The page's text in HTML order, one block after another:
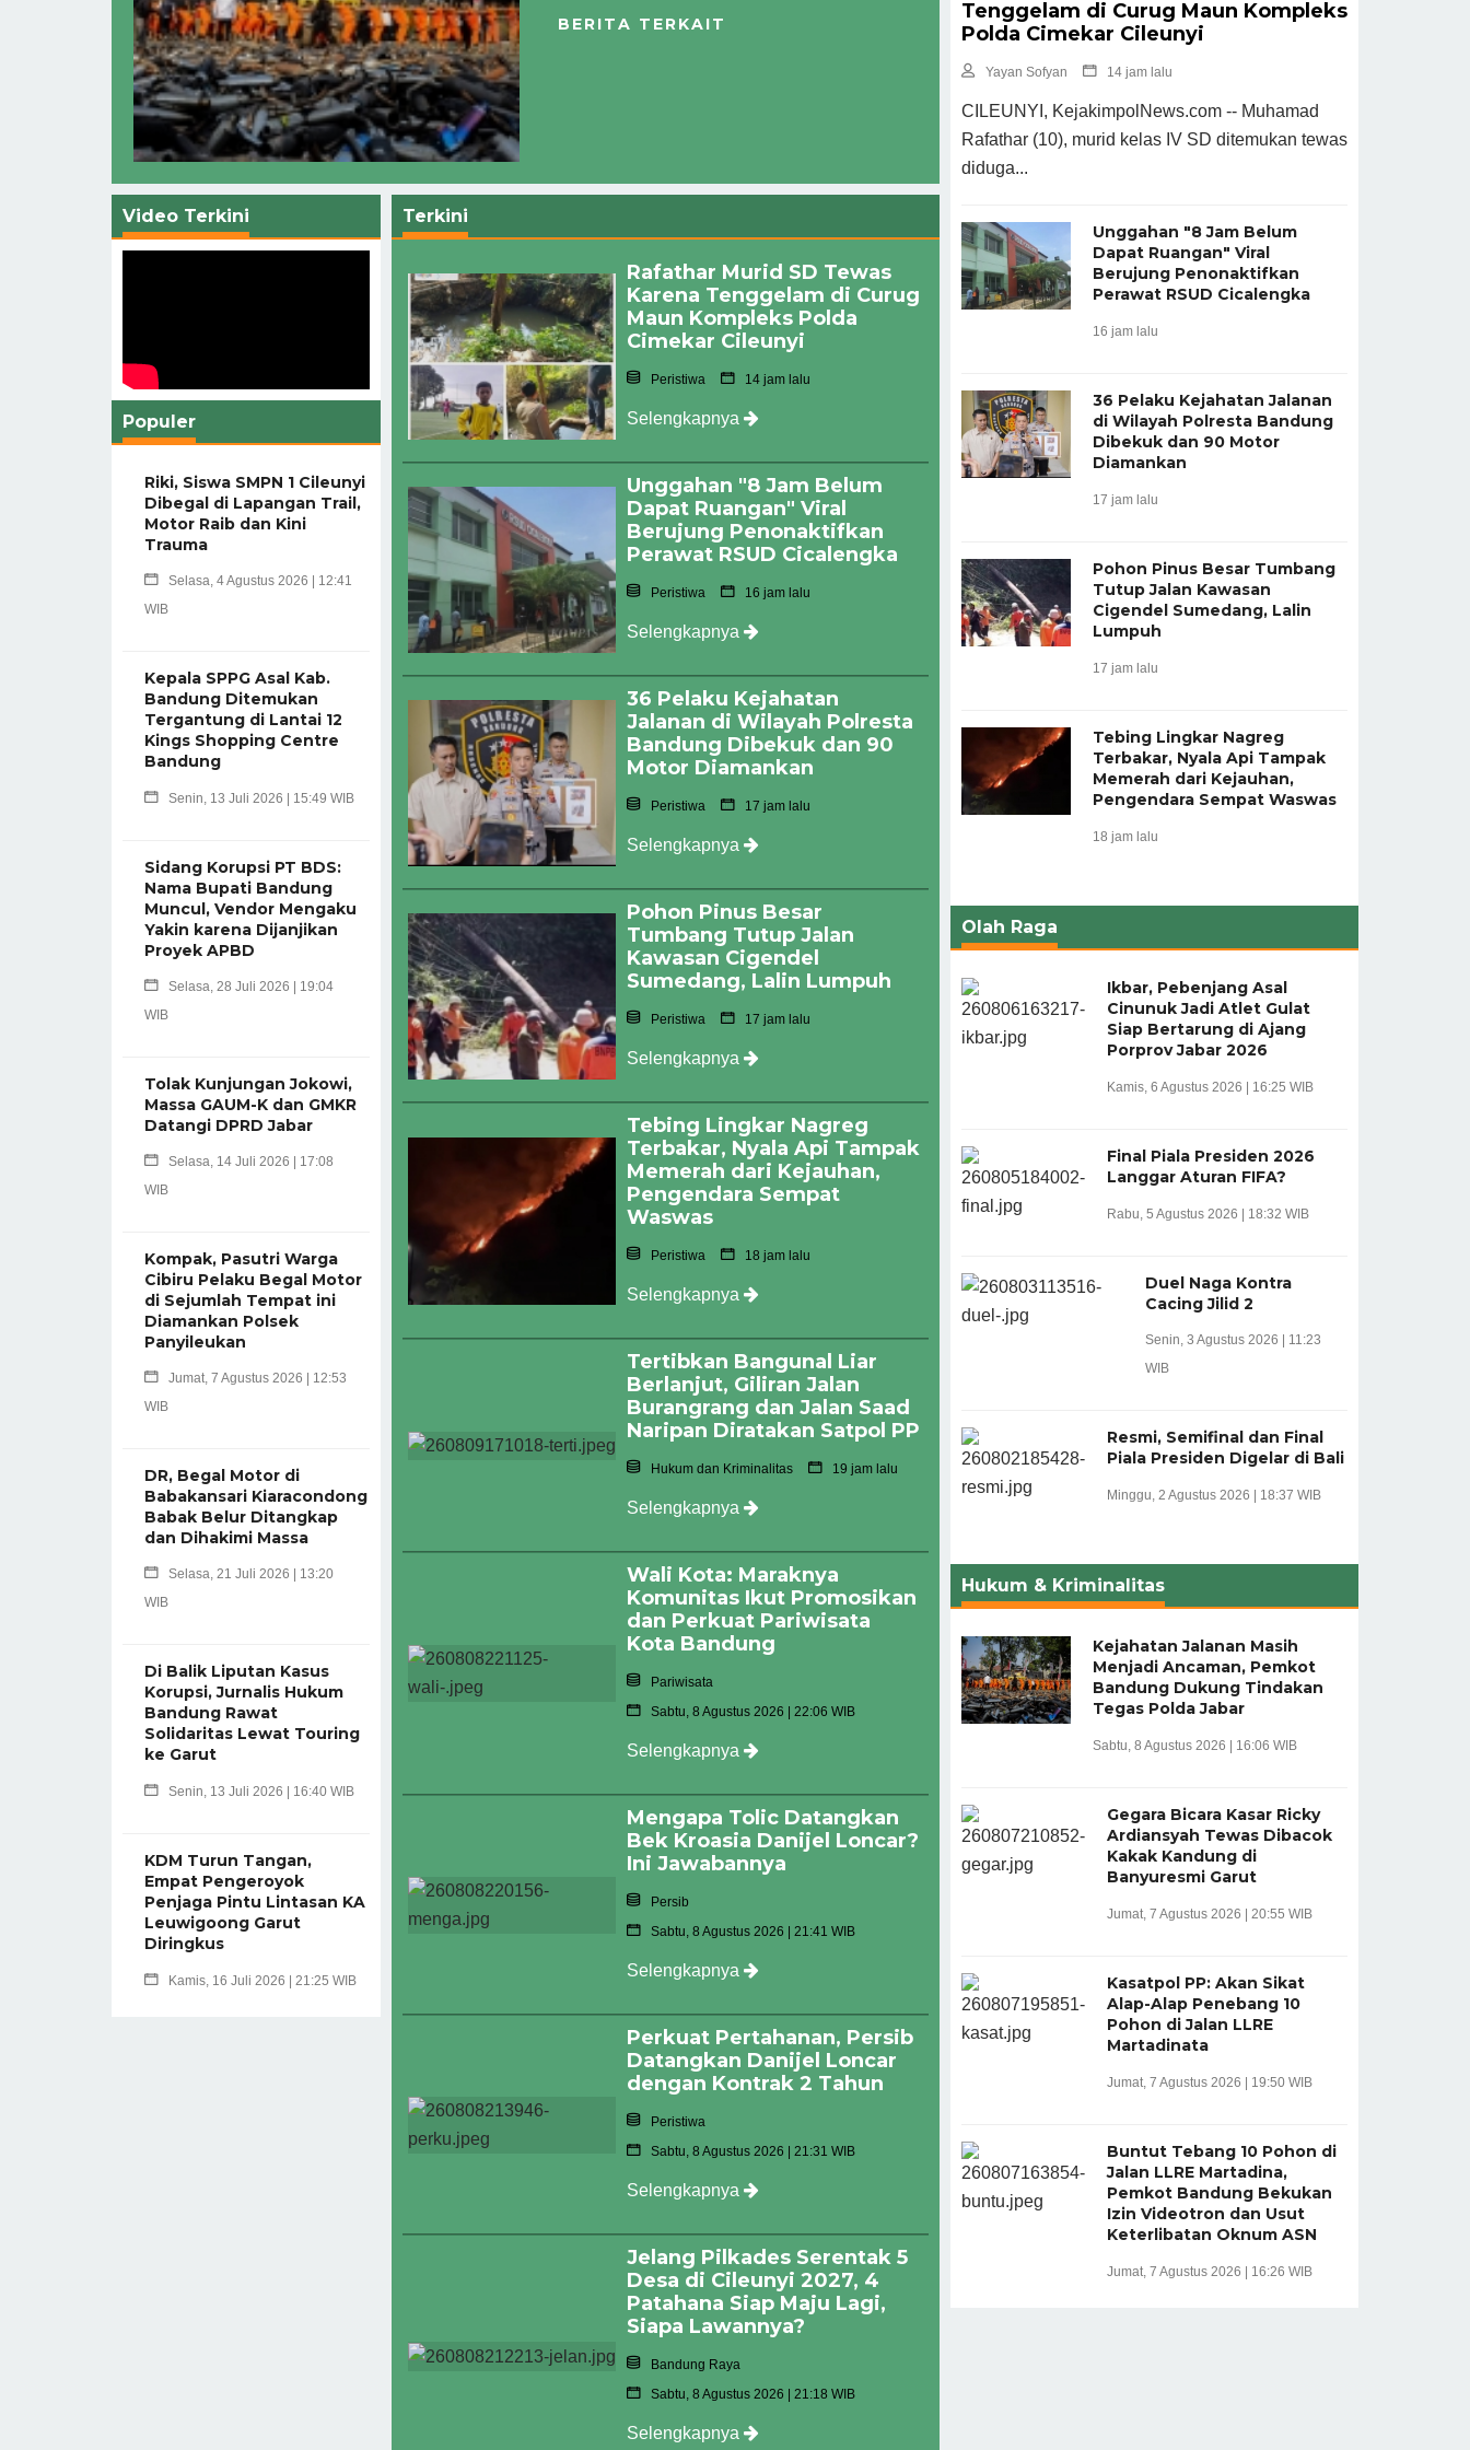
BERITA TERKAIT
Video Terkini
Populer
Riki, Siswa SMPN 1 Cileunyi
Dibegal di Lapangan Trail,
Motor Raib dan Kini
Trauma
Selasa, 4 Agustus 2026 | 12:41
WIB
Kepala SPPG Asal Kab.
Bandung Ditemukan
Tergantung di Lantai 12
Kings Shopping Centre
Bandung
Senin, 13 Juli 2026 | 15:49 WIB
Sidang Korupsi PT BDS:
Nama Bupati Bandung
Muncul, Vendor Mengaku
Yakin karena Dijanjikan
Proyek APBD
Selasa, 28 Juli 2026 | 19:04
WIB
Tolak Kunjungan Jokowi,
Massa GAUM-K dan GMKR
Datangi DPRD Jabar
Selasa, 14 Juli 2026 | 17:08
WIB
Kompak, Pasutri Warga
Cibiru Pelaku Begal Motor
di Sejumlah Tempat ini
Diamankan Polsek
Panyileukan
Jumat, 7 Agustus 2026 | 12:53
WIB
DR, Begal Motor di
Babakansari Kiaracondong
Babak Belur Ditangkap
dan Dihakimi Massa
Selasa, 21 Juli 2026 | 13:20
WIB
Di Balik Liputan Kasus
Korupsi, Jurnalis Hukum
Bandung Rawat
Solidaritas Lewat Touring
ke Garut
Senin, 13 Juli 2026 | 16:40 WIB
KDM Turun Tangan,
Empat Pengeroyok
Penjaga Pintu Lintasan KA
Leuwigoong Garut
Diringkus
Kamis, 16 Juli 2026 | 21:25 WIB
Terkini
Rafathar Murid SD Tewas
Karena Tenggelam di Curug
Maun Kompleks Polda
Cimekar Cileunyi
Peristiwa 14 jam lalu
Selengkapnya
Unggahan "8 Jam Belum
Dapat Ruangan" Viral
Berujung Penonaktifkan
Perawat RSUD Cicalengka
Peristiwa 16 jam lalu
Selengkapnya
36 Pelaku Kejahatan
Jalanan di Wilayah Polresta
Bandung Dibekuk dan 90
Motor Diamankan
Peristiwa 17 jam lalu
Selengkapnya
Pohon Pinus Besar
Tumbang Tutup Jalan
Kawasan Cigendel
Sumedang, Lalin Lumpuh
Peristiwa 17 jam lalu
Selengkapnya
Tebing Lingkar Nagreg
Terbakar, Nyala Api Tampak
Memerah dari Kejauhan,
Pengendara Sempat
Waswas
Peristiwa 18 jam lalu
Selengkapnya
Tertibkan Bangunal Liar
Berlanjut, Giliran Jalan
Burangrang dan Jalan Saad
Naripan Diratakan Satpol PP
Hukum dan Kriminalitas 19 jam lalu
Selengkapnya
Wali Kota: Maraknya
Komunitas Ikut Promosikan
dan Perkuat Pariwisata
Kota Bandung
Pariwisata
Sabtu, 8 Agustus 2026 | 22:06 WIB
Selengkapnya
Mengapa Tolic Datangkan
Bek Kroasia Danijel Loncar?
Ini Jawabannya
Persib
Sabtu, 8 Agustus 2026 | 21:41 WIB
Selengkapnya
Perkuat Pertahanan, Persib
Datangkan Danijel Loncar
dengan Kontrak 2 Tahun
Peristiwa
Sabtu, 8 Agustus 2026 | 21:31 WIB
Selengkapnya
Jelang Pilkades Serentak 5
Desa di Cileunyi 2027, 4
Patahana Siap Maju Lagi,
Siapa Lawannya?
Bandung Raya
Sabtu, 8 Agustus 2026 | 21:18 WIB
Selengkapnya
Tenggelam di Curug Maun Kompleks
Polda Cimekar Cileunyi
Yayan Sofyan 14 jam lalu
CILEUNYI, KejakimpolNews.com -- Muhamad
Rafathar (10), murid kelas IV SD ditemukan tewas
diduga...
Unggahan "8 Jam Belum
Dapat Ruangan" Viral
Berujung Penonaktifkan
Perawat RSUD Cicalengka
16 jam lalu
36 Pelaku Kejahatan Jalanan
di Wilayah Polresta Bandung
Dibekuk dan 90 Motor
Diamankan
17 jam lalu
Pohon Pinus Besar Tumbang
Tutup Jalan Kawasan
Cigendel Sumedang, Lalin
Lumpuh
17 jam lalu
Tebing Lingkar Nagreg
Terbakar, Nyala Api Tampak
Memerah dari Kejauhan,
Pengendara Sempat Waswas
18 jam lalu
Olah Raga
Ikbar, Pebenjang Asal
Cinunuk Jadi Atlet Gulat
Siap Bertarung di Ajang
Porprov Jabar 2026
Kamis, 6 Agustus 2026 | 16:25 WIB
Final Piala Presiden 2026
Langgar Aturan FIFA?
Rabu, 5 Agustus 2026 | 18:32 WIB
Duel Naga Kontra
Cacing Jilid 2
Senin, 3 Agustus 2026 | 11:23
WIB
Resmi, Semifinal dan Final
Piala Presiden Digelar di Bali
Minggu, 2 Agustus 2026 | 18:37 WIB
Hukum & Kriminalitas
Kejahatan Jalanan Masih
Menjadi Ancaman, Pemkot
Bandung Dukung Tindakan
Tegas Polda Jabar
Sabtu, 8 Agustus 2026 | 16:06 WIB
Gegara Bicara Kasar Ricky
Ardiansyah Tewas Dibacok
Kakak Kandung di
Banyuresmi Garut
Jumat, 7 Agustus 2026 | 20:55 WIB
Kasatpol PP: Akan Sikat
Alap-Alap Penebang 10
Pohon di Jalan LLRE
Martadinata
Jumat, 7 Agustus 2026 | 19:50 WIB
Buntut Tebang 10 Pohon di
Jalan LLRE Martadina,
Pemkot Bandung Bekukan
Izin Videotron dan Usut
Keterlibatan Oknum ASN
Jumat, 7 Agustus 2026 | 16:26 WIB